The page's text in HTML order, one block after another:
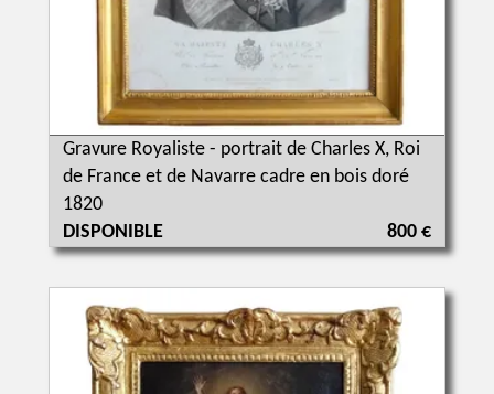
Gravure Royaliste - portrait de Charles X, Roi
de France et de Navarre cadre en bois doré
1820
DISPONIBLE
800 €